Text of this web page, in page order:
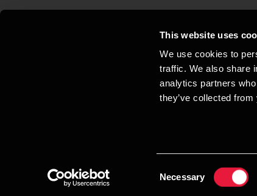
This website uses
We use cookies to
traffic. We also share
analytics partners
they’ve collected
Necessary
Juridisk og privatliv